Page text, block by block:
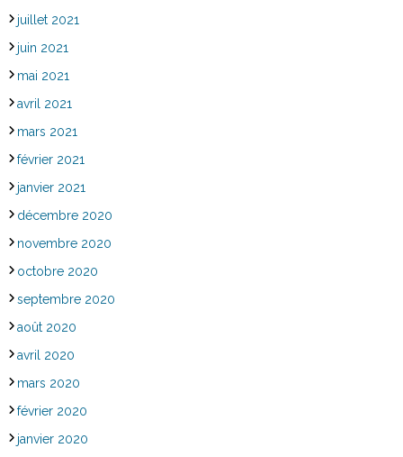
juillet 2021
juin 2021
mai 2021
avril 2021
mars 2021
février 2021
janvier 2021
décembre 2020
novembre 2020
octobre 2020
septembre 2020
août 2020
avril 2020
mars 2020
février 2020
janvier 2020